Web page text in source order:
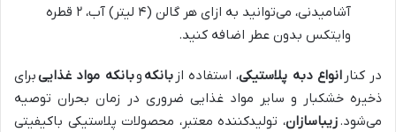
آشامیدنی، می‌توانید به ازای هر گالن (۴ لیتر) آب، ۲ قطره
وایتکس بدون عطر اضافه کنید.
در کنار انواع دبه پلاستیکی، استفاده از بانکه وبانکه مواد غذاییبرای
ذخیره خشکبار و سایر مواد غذایی ضروری در زمان بحران توصیه
می‌شود.زیباسازان، تولیدکننده معتبر، محصولات پلاستیکی باکیفیتی